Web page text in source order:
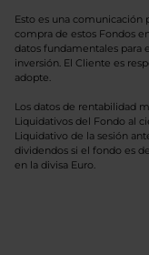
Esto es una comunicación
compra de estos Fondos
datos fundamentales para
inversión. El Cliente es
adopte.
Los datos de rentabilidad
Liquidativos del Fondo al
Liquidativo de la sesión
dividendos si el fondo es
en la divisa Euro.